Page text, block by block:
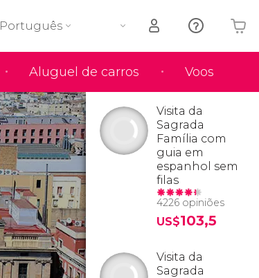
Aluguel de carros Voos
Português
O seu carrinho está vazio
Visita da
Sagrada
Família com
guia em
espanhol sem
filas
4226 opiniões
US$103,5
Visita da
Sagrada